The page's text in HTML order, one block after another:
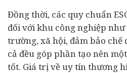
Đồng thời, các quy chuẩn
đối với khu công nghiệp như
trường, xã hội, đảm bảo
cả đều góp phần tạo nên
tốt. Giá trị về uy tín thương